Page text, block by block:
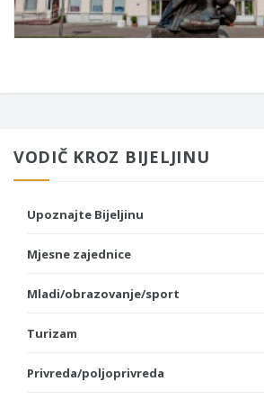
VODIČ KROZ BIJELJINU
Upoznajte Bijeljinu
Mjesne zajednice
Mladi/obrazovanje/sport
Turizam
Privreda/poljoprivreda